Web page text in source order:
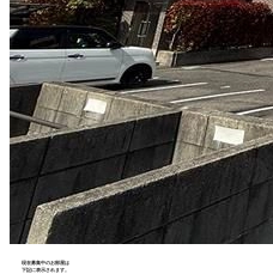
現在募集中のお部屋は
下記に表示されます。